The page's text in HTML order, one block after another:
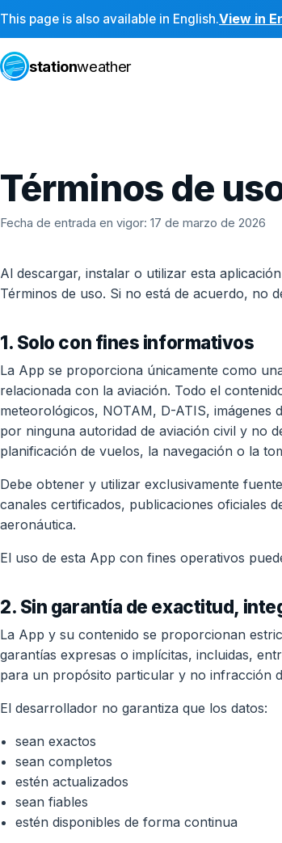
This page is also available in English.View in
stationweather
Términos de
Fecha de entrada en vigor: 17 de marzo de 2026
Al descargar, instalar o utilizar esta
Términos de uso. Si no está de acuerdo, no
1. Solo con fines informativos
La App se proporciona únicamente como
relacionada con la aviación. Todo el
meteorológicos, NOTAM, D-ATIS,
por ninguna autoridad de aviación civil y no
planificación de vuelos, la navegación o la
Debe obtener y utilizar exclusivamente
canales certificados, publicaciones oficiales
aeronáutica.
El uso de esta App con fines operativos
2. Sin garantía de exactitud,
La App y su contenido se proporcionan
garantías expresas o implícitas, incluidas,
para un propósito particular y no infracción
El desarrollador no garantiza que los datos:
sean exactos
sean completos
estén actualizados
sean fiables
estén disponibles de forma continua